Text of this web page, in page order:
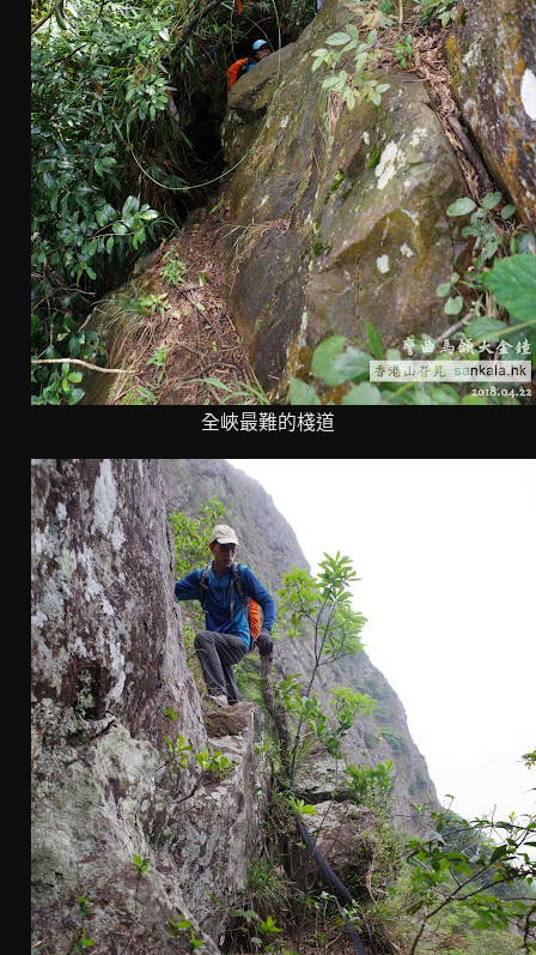
全峽最難的棧道